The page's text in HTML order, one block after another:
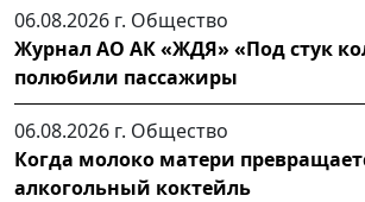
06.08.2026 г. Общество
Журнал АО АК «ЖДЯ» «Под стук
полюбили пассажиры
06.08.2026 г. Общество
Когда молоко матери
алкогольный коктейль